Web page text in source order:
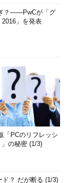
？――PwCが「グ
」を発表
「PCのリフレッシ
の秘密 (1/3)
ド？ だが断る (1/3)